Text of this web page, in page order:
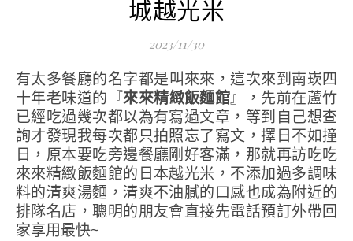
城越光米
2023/11/30
有太多餐廳的名字都是叫來來，這次來到南崁四
十年老味道的『來來精緻飯麵館』，先前在蘆竹
已經吃過幾次都以為有寫過文章，等到自己想查
詢才發現我每次都只拍照忘了寫文，擇日不如撞
日，原本要吃旁邊餐廳剛好客滿，那就再訪吃吃
來來精緻飯麵館的日本越光米，不添加過多調味
料的清爽湯麵，清爽不油膩的口感也成為附近的
排隊名店，聰明的朋友會直接先電話預訂外帶回
家享用最快~